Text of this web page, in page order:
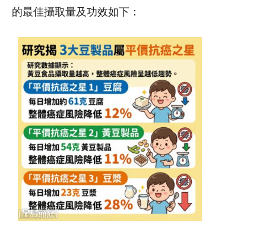
的最佳攝取量及功效如下：